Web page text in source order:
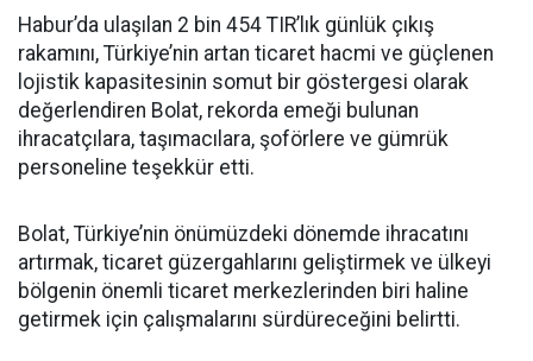
Habur’da ulaşılan 2 bin 454 TIR’lık günlük çıkış
rakamını, Türkiye’nin artan ticaret hacmi ve güçlenen
lojistik kapasitesinin somut bir göstergesi olarak
değerlendiren Bolat, rekorda emeği bulunan
ihracatçılara, taşımacılara, şoförlere ve gümrük
personeline teşekkür etti.
Bolat, Türkiye’nin önümüzdeki dönemde ihracatını
artırmak, ticaret güzergahlarını geliştirmek ve ülkeyi
bölgenin önemli ticaret merkezlerinden biri haline
getirmek için çalışmalarını sürdüreceğini belirtti.